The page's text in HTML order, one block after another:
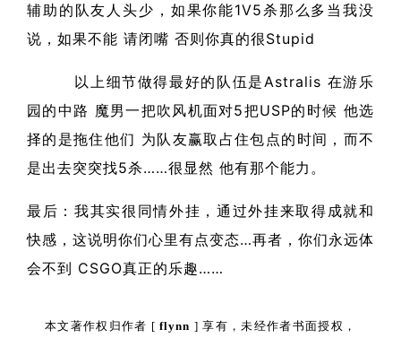
辅助的队友人头少，如果你能1V5杀那么多当我没
说，如果不能 请闭嘴 否则你真的很Stupid
以上细节做得最好的队伍是Astralis 在游乐
园的中路 魔男一把吹风机面对5把USP的时候 他选
择的是拖住他们 为队友赢取占住包点的时间，而不
是出去突突找5杀……很显然 他有那个能力。
最后：我其实很同情外挂，通过外挂来取得成就和
快感，这说明你们心里有点变态…再者，你们永远体
会不到 CSGO真正的乐趣……
本文著作权归作者 [flynn ] 享有，未经作者书面授权，